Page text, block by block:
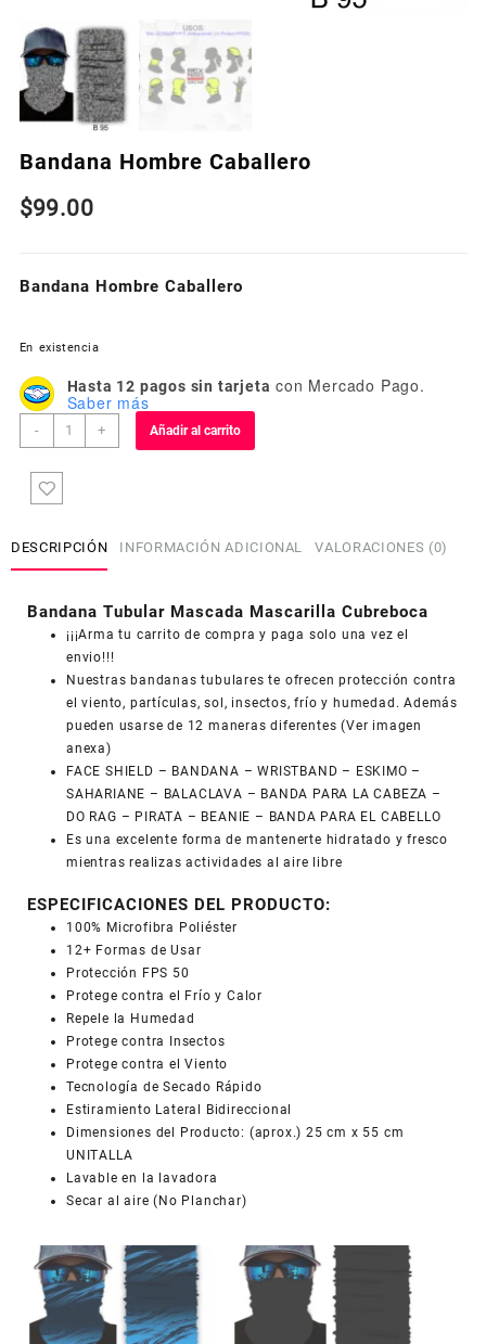
Bandana Hombre Caballero
$99.00
Bandana Hombre Caballero
En existencia
Hasta 12 pagos sin tarjeta con Mercado Pago.
Saber más
-
Bandana
Hombre
Caballero
cantidad
+ Añadir al carrito
DESCRIPCIÓN INFORMACIÓN ADICIONAL VALORACIONES (0)
Bandana Tubular Mascada Mascarilla Cubreboca
¡¡¡Arma tu carrito de compra y paga solo una vez el
envio!!!
Nuestras bandanas tubulares te ofrecen protección contra
el viento, partículas, sol, insectos, frío y humedad. Además
pueden usarse de 12 maneras diferentes (Ver imagen
anexa)
FACE SHIELD – BANDANA – WRISTBAND – ESKIMO –
SAHARIANE – BALACLAVA – BANDA PARA LA CABEZA –
DO RAG – PIRATA – BEANIE – BANDA PARA EL CABELLO
Es una excelente forma de mantenerte hidratado y fresco
mientras realizas actividades al aire libre
ESPECIFICACIONES DEL PRODUCTO:
100% Microfibra Poliéster
12+ Formas de Usar
Protección FPS 50
Protege contra el Frío y Calor
Repele la Humedad
Protege contra Insectos
Protege contra el Viento
Tecnología de Secado Rápido
Estiramiento Lateral Bidireccional
Dimensiones del Producto: (aprox.) 25 cm x 55 cm
UNITALLA
Lavable en la lavadora
Secar al aire (No Planchar)